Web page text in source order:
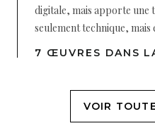
digitale, mais apporte une
seulement technique, mais
7 ŒUVRES DANS
VOIR